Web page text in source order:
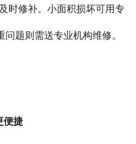
时修补。小面积损坏可用专
问题则需送专业机构维修。
便捷